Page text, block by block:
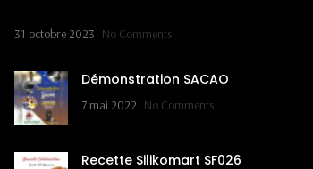
31 octobre 2023 No Comments
Démonstration SACAO
7 mai 2022 No Comments
Recette Silikomart SF026